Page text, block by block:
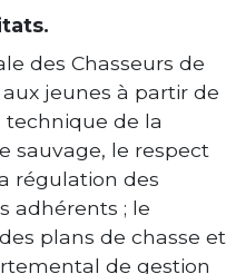
des Chasseurs de
jeunes à partir de
technique de la
sauvage, le respect
régulation des
adhérents ; le
plans de chasse et
de gestion